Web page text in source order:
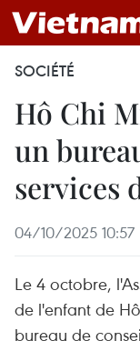
SOCIÉTÉ
Hô Chi
un
services
04/10/2025 10:57
Le 4 octobre,
de l'enfant de
bureau de